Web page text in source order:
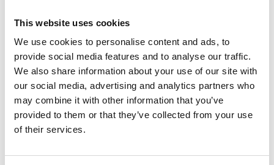
This website uses cookies
We use cookies to personalise content and ads, to
provide social media features and to analyse our traffic.
We also share information about your use of our site with
our social media, advertising and analytics partners who
may combine it with other information that you’ve
provided to them or that they’ve collected from your use
of their services.
Passwort-Wiederherstellung
Resend activation email